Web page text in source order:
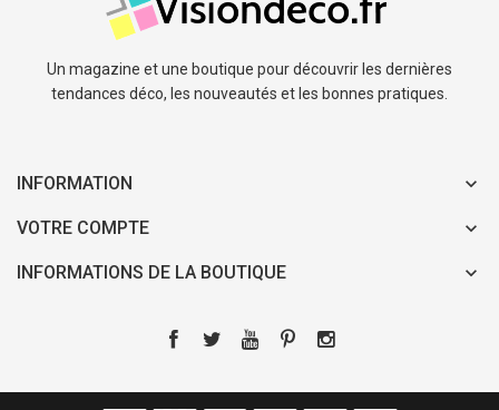
Un magazine et une boutique pour découvrir les dernières
tendances déco, les nouveautés et les bonnes pratiques.
INFORMATION
VOTRE COMPTE
INFORMATIONS DE LA BOUTIQUE